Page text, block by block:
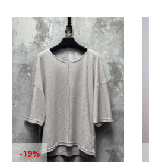
-19%